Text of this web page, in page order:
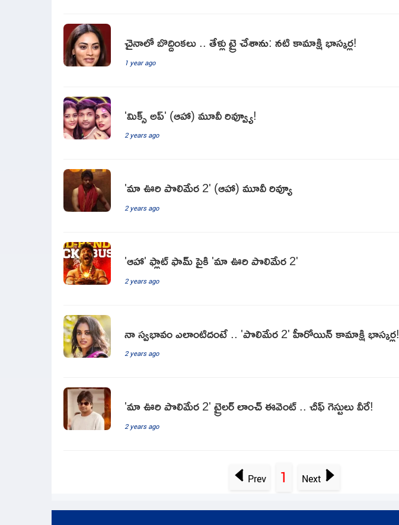
చైనాలో బొద్దింకలు .. తేళ్లు ట్రై చేశాను: నటి కామాక్షి భాస్కర్ల!
1 year ago
'మిక్స్ అప్' (ఆహా) మూవీ రివ్వ్యూ!
2 years ago
'మా ఊరి పొలిమేర 2' (ఆహా) మూవీ రివ్యూ
2 years ago
'ఆహా' ఫ్లాట్ ఫామ్ పైకి 'మా ఊరి పొలిమేర 2'
2 years ago
నా స్వభావం ఎలాంటిదంటే .. 'పొలిమేర 2' హీరోయిన్ కామాక్షి భాస్కర్ల!
2 years ago
'మా ఊరి పొలిమేర 2' ట్రైలర్ లాంచ్ ఈవెంట్ .. చీఫ్ గెస్టులు వీరే!
2 years ago
Prev 1 Next